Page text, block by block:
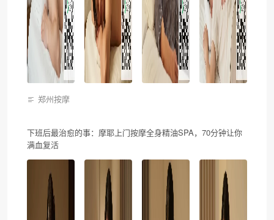
郑州按摩
下班后最治愈的事：摩耶上门按摩全身精油SPA，70分钟让你
满血复活